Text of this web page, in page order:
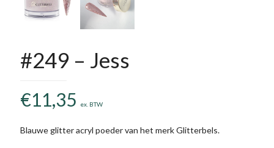
#249 – Jess
€11,35 ex. BTW
Blauwe glitter acryl poeder van het merk Glitterbels.